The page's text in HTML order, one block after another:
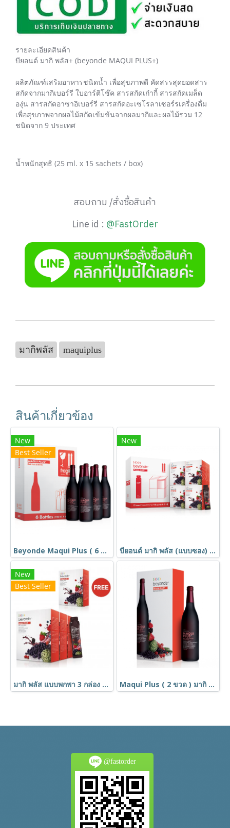
รายละเอียดสินค้า
บียอนด์ มากิ พลัส+ (beyonde MAQUI PLUS+)
ผลิตภัณฑ์เสริมอาหารชนิดน้ำ เพื่อสุขภาพดี คัดสรรสุดยอดสาร
สกัดจากมากิเบอร์รี ใบอาร์ติโช๊ค สารสกัดเก๋ากี้ สารสกัดเมล็ด
องุ่น สารสกัดอาซาอิเบอร์รี สารสกัดอะเซโรลาเซอร์รเครื่องดื่ม
เพื่อสุขภาพจากผลไม้สกัดเข้มข้นจากผลมากิและผลไม้รวม 12
ชนิดจาก 9 ประเทศ
น้ำหนักสุทธิ (25 ml. x 15 sachets / box)
สอบถาม /สั่งซื้อสินค้า
Line id : @FastOrder
มากิพลัส maquiplus
สินค้าเกี่ยวข้อง
New
Best Seller
Beyonde Maqui Plus ( 6 ขวด ) ราคาพิเศษ ลดสูงสุด 36%
New
บียอนด์ มากิ พลัส (แบบซอง) 12 กล่อง ลดพิเศษ 30% + โปรโมชั่น
New
Best Seller
มากิ พลัส แบบพกพา 3 กล่อง ฟรี 1 กล่อง ราคาพิเศษ ลด 30% โปรโมชั่น Maqui Plus ( 2 ขวด ) มากิ พลัส ราคาโปรโมชั่น ลดสูงสุด 36%
@fastorder